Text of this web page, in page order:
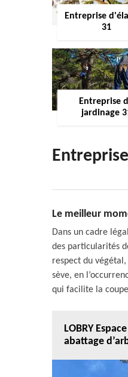
Entreprise
31
Entreprise
jardinage
Le meilleur
Dans un cadre
des particularités
respect du
sève, en
qui facilite la
LOBRY
abattage